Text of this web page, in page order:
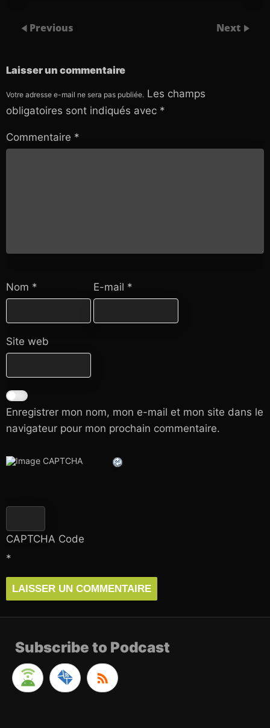
Previous Next
Laisser un commentaire
Votre adresse e-mail ne sera pas publiée. Les champs
obligatoires sont indiqués avec *
Commentaire *
Nom * E-mail *
Site web
Enregistrer mon nom, mon e-mail et mon site dans le
navigateur pour mon prochain commentaire.
CAPTCHA Code
*
Subscribe to Podcast